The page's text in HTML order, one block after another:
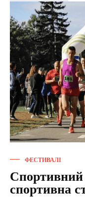
ФЕСТИВАЛІ
спортивна